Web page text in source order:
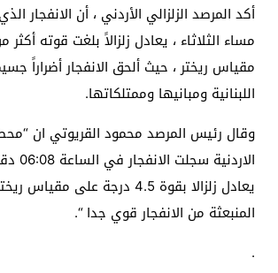
أكد المرصد الزلزالي الأردني ، أن الانفجار
مقياس ريختر ، حيث ألحق الانفجار أضراراً
اللبنانية ومبانيها وممتلكاتها.
وقال رئيس المرصد محمود القريوتي ان
يعادل زلزالا بقوة 4.5 درجة على
المنبعثة من الانفجار قوي جدا “.
.